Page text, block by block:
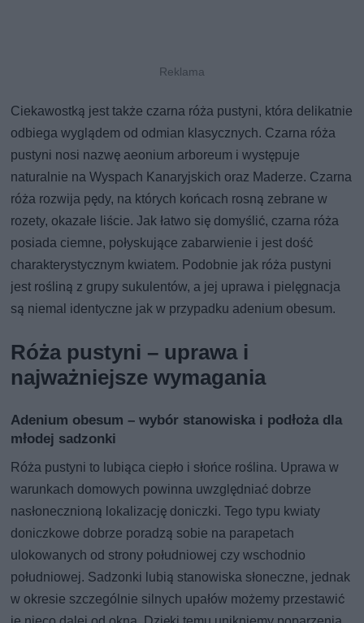
Ciekawostką jest także czarna róża pustyni, która delikatnie
odbiega wyglądem od odmian klasycznych. Czarna róża
pustyni nosi nazwę aeonium arboreum i występuje
naturalnie na Wyspach Kanaryjskich oraz Maderze. Czarna
róża rozwija pędy, na których końcach rosną zebrane w
rozety, okazałe liście. Jak łatwo się domyślić, czarna róża
posiada ciemne, połyskujące zabarwienie i jest dość
charakterystycznym kwiatem. Podobnie jak róża pustyni
jest rośliną z grupy sukulentów, a jej uprawa i pielęgnacja
są niemal identyczne jak w przypadku adenium obesum.
Róża pustyni – uprawa i
najważniejsze wymagania
Adenium obesum – wybór stanowiska i podłoża dla
młodej sadzonki
Róża pustyni to lubiąca ciepło i słońce roślina. Uprawa w
warunkach domowych powinna uwzględniać dobrze
nasłonecznioną lokalizację doniczki. Tego typu kwiaty
doniczkowe dobrze poradzą sobie na parapetach
ulokowanych od strony południowej czy wschodnio
południowej. Sadzonki lubią stanowiska słoneczne, jednak
w okresie szczególnie silnych upałów możemy przestawić